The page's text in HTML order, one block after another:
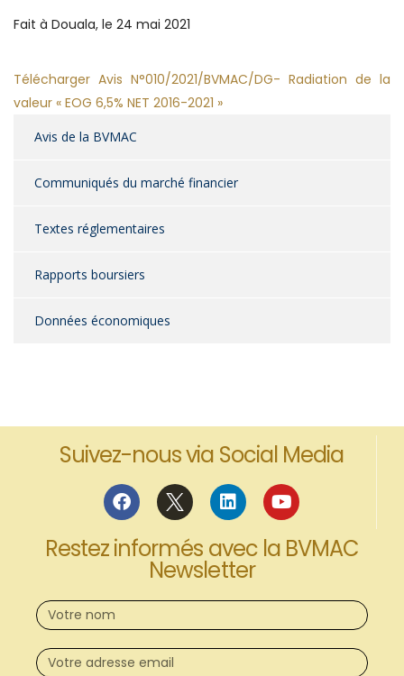
Fait à Douala, le 24 mai 2021
Télécharger Avis N°010/2021/BVMAC/DG- Radiation de la
valeur « EOG 6,5% NET 2016-2021 »
Avis de la BVMAC
Communiqués du marché financier
Textes réglementaires
Rapports boursiers
Données économiques
Suivez-nous via Social Media
Restez informés avec la BVMAC
Newsletter